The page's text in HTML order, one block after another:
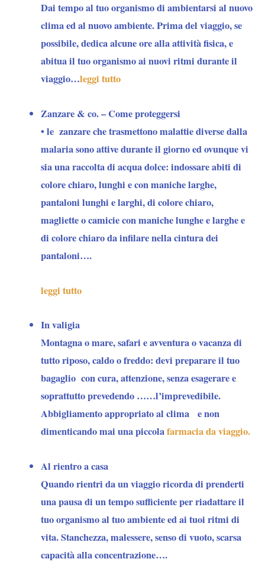
Dai tempo al tuo organismo di ambientarsi al nuovo
clima ed al nuovo ambiente. Prima del viaggio, se
possibile, dedica alcune ore alla attività fisica, e
abitua il tuo organismo ai nuovi ritmi durante il
viaggio…leggi tutto
Zanzare & co. – Come proteggersi
• lezanzareche trasmettono malattie diverse dalla
malaria sono attive durante il giorno ed ovunque vi
sia una raccolta di acqua dolce: indossare abiti di
colore chiaro, lunghi e con maniche larghe,
pantaloni lunghi e larghi, di colore chiaro,
magliette o camicie con maniche lunghe e larghe e
di colore chiaro da infilare nella cintura dei
pantaloni….
leggi tutto
In valigia
Montagna o mare, safari e avventura o vacanza di
tutto riposo, caldo o freddo: devi preparare il tuo
bagaglio con cura, attenzione, senza esagerare e
soprattutto prevedendo ……l’imprevedibile.
Abbigliamento appropriato al clima e non
dimenticando mai una piccolafarmacia da viaggio.
Al rientro a casa
Quando rientri da un viaggio ricorda di prenderti
una pausa di un tempo sufficiente per riadattare il
tuo organismo al tuo ambiente ed ai tuoi ritmi di
vita. Stanchezza, malessere, senso di vuoto, scarsa
capacità alla concentrazione….